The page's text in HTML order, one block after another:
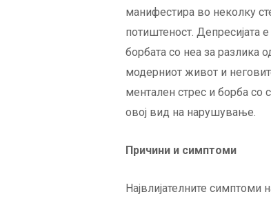
манифестира во неколку
потиштеност. Депресијата
борбата со неа за разлика
модерниот живот и
ментален стрес и борба со
овој вид на нарушување.
Причини и симптоми
Највлијателните симптоми